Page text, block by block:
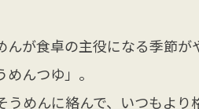
が食卓の主役になる季節が
んつゆ」。
めんに絡んで、いつもより